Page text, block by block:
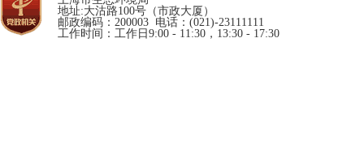
地址:大沽路100号（市政大厦）
邮政编码：200003 电话：(021)-23111111
工作时间：工作日9:00 - 11:30，13:30 - 17:30